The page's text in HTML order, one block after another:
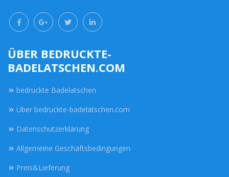
ÜBER BEDRUCKTE-
BADELATSCHEN.COM
bedruckte Badelatschen
Über bedruckte-badelatschen.com
Datenschutzerklärung
Allgemeine Geschäftsbedingungen
Preis&Lieferung